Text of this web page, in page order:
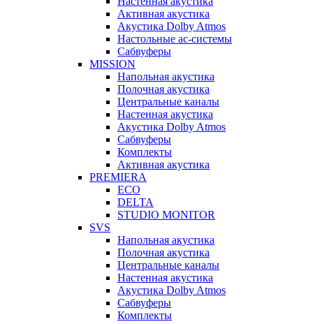
Активная акустика
Акустика Dolby Atmos
Настольные ас-системы
Сабвуферы
MISSION
Напольная акустика
Полочная акустика
Центральные каналы
Настенная акустика
Акустика Dolby Atmos
Сабвуферы
Комплекты
Активная акустика
PREMIERA
ECO
DELTA
STUDIO MONITOR
SVS
Напольная акустика
Полочная акустика
Центральные каналы
Настенная акустика
Акустика Dolby Atmos
Сабвуферы
Комплекты